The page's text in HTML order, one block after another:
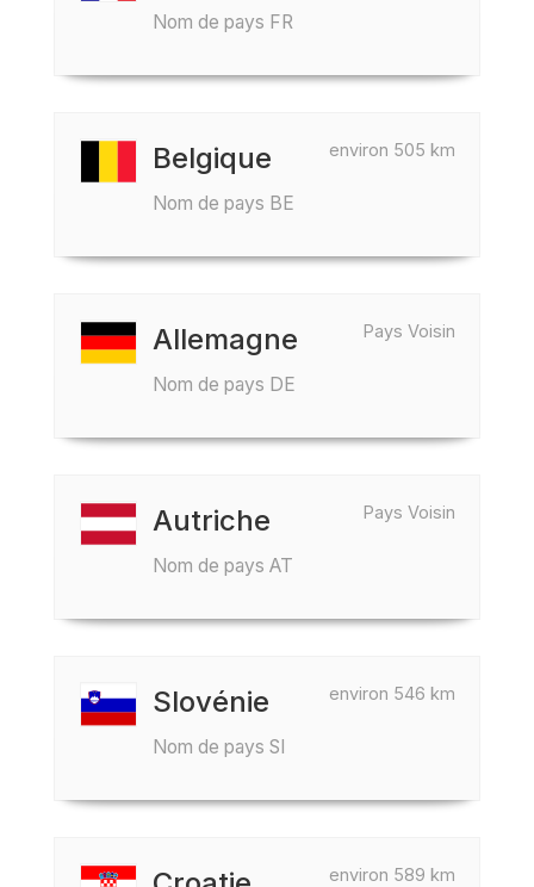
Nom de pays FR
environ 505 km
Belgique
Nom de pays BE
Pays Voisin
Allemagne
Nom de pays DE
Pays Voisin
Autriche
Nom de pays AT
environ 546 km
Slovénie
Nom de pays SI
environ 589 km